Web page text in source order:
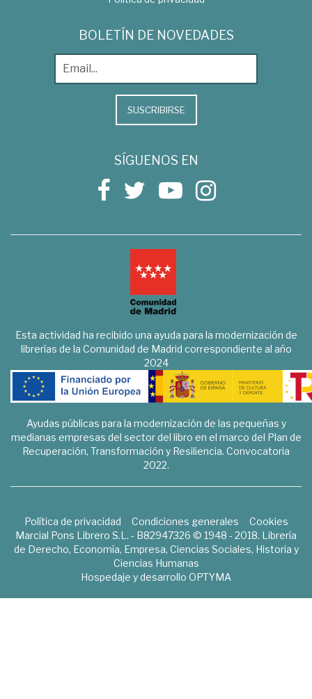
BOLETÍN DE NOVEDADES
SUSCRIBIRSE
SÍGUENOS EN
Esta actividad ha recibido una ayuda para la modernización de
librerías de la Comunidad de Madrid correspondiente al año
2024
Ayudas públicas para la modernización de las pequeñas y
medianas empresas del sector del libro en el marco del Plan de
Recuperación, Transformación y Resiliencia. Convocatoria
2022.
Política de privacidad Condiciones generales
Cookies
Marcial Pons Librero S.L. - B82947326 © 1948 - 2018. Librería
de Derecho, Economía, Empresa, Ciencias Sociales, Historia y
Ciencias Humanas
Hospedaje y desarrollo OPTYMA